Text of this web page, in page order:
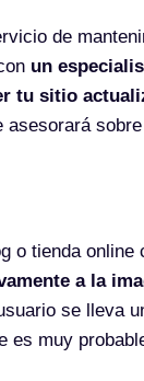
de
un
tu sitio
asesorará
o tienda online
a la
se lleva
es muy